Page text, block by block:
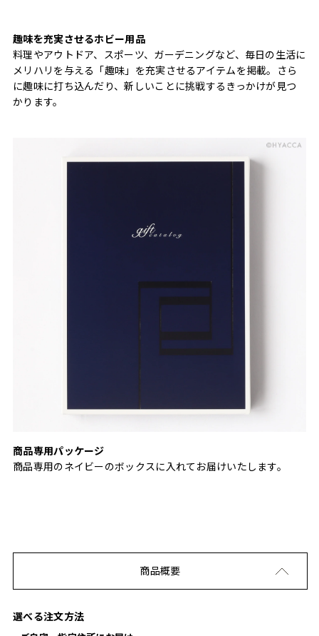
趣味を充実させるホビー用品
料理やアウトドア、スポーツ、ガーデニングなど、毎日の生活に
メリハリを与える「趣味」を充実させるアイテムを掲載。さら
に趣味に打ち込んだり、新しいことに挑戦するきっかけが見つ
かります。
商品専用パッケージ
商品専用のネイビーのボックスに入れてお届けいたします。
商品概要
選べる注文方法